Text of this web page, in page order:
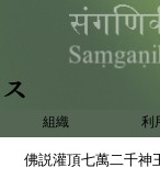
組織 利
佛説灌頂七萬二千神
種種雜類無央數
若入異道蠱毒家
以帶持故能除惡
怨家爲伏喜相向
若有
産者
生門有鬼化爲護
魅鬼雖嬈善神佐